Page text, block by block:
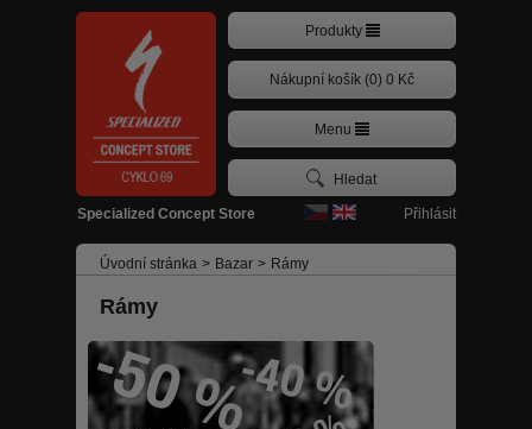
Specialized Concept Store Přihlásit
Produkty
Nákupní košík (0) 0 Kč
Menu
Úvodní stránka > Bazar > Rámy
Rámy